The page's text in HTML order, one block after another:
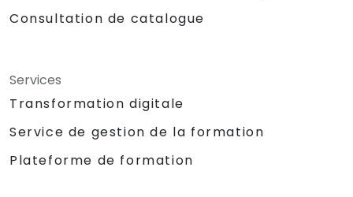
Consultation de catalogue
Services
Transformation digitale
Service de gestion de la formation
Plateforme de formation